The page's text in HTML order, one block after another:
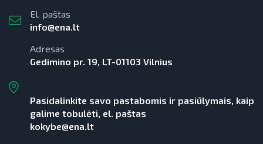
El. paštas
info@ena.lt
Adresas
Gedimino pr. 19, LT-01103 Vilnius
Pasidalinkite savo pastabomis ir pasiūlymais, kaip
galime tobulėti, el. paštas
kokybe@ena.lt